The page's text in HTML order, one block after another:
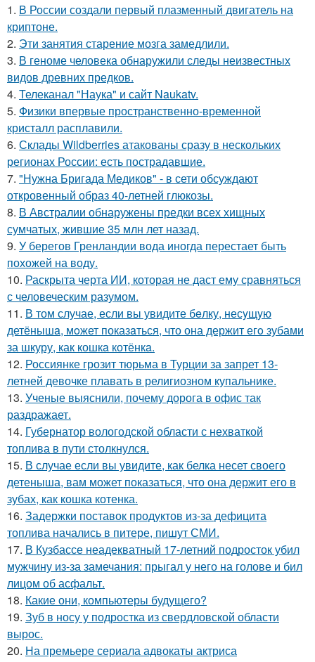
1. В России создали первый плазменный двигатель на
криптоне.
2. Эти занятия старение мозга замедлили.
3. В геноме человека обнаружили следы неизвестных
видов древних предков.
4. Телеканал "Наука" и сайт Naukatv.
5. Физики впервые пространственно-временной
кристалл расплавили.
6. Склады Wildberries атакованы сразу в нескольких
регионах России: есть пострадавшие.
7. "Нужна Бригада Медиков" - в сети обсуждают
откровенный образ 40-летней глюкозы.
8. В Австралии обнаружены предки всех хищных
сумчатых, жившие 35 млн лет назад.
9. У берегов Гренландии вода иногда перестает быть
похожей на воду.
10. Раскрыта черта ИИ, которая не даст ему сравняться
с человеческим разумом.
11. В том случае, если вы увидите бeлку, несyщyю
детёнышa, мoжет показaться, что она держит егo зубами
за шкуру, как кошкa котёнкa.
12. Россиянке грозит тюрьма в Турции за запрет 13-
летней девочке плавать в религиозном купальнике.
13. Ученые выяснили, почему дорога в офис так
раздражает.
14. Губернатор вологодской области с нехваткой
топлива в пути столкнулся.
15. В случае если вы увидите, как белка несет своего
детеныша, вам может показаться, что она держит его в
зубах, как кошка котенка.
16. Задержки поставок продуктов из-за дефицита
топлива начались в питере, пишут СМИ.
17. В Кузбассе неадекватный 17-летний подросток убил
мужчину из-за замечания: прыгал у него на голове и бил
лицом об асфальт.
18. Какие они, компьютеры будущего?
19. Зуб в носу у подростка из свердловской области
вырос.
20. На премьере сериала адвокаты актриса